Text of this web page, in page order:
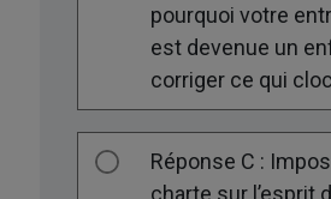
pourquoi votre
est devenue un
corriger ce qui
Réponse C :